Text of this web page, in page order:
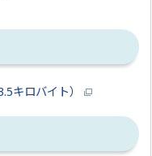
キロバイト）